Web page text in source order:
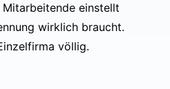
einstellt
wirklich braucht.
völlig.